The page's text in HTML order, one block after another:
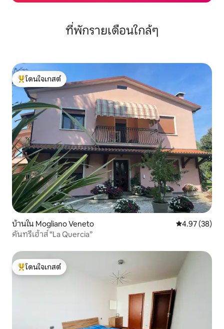
ที่พักรายเดือนใกล้ๆ
โดนใจเกสต์ที่สุด
โดนใจเกสต์
บ้านใน Mogliano Veneto คะแนนเฉลี่ย
4.97 (38)
คันทรีเฮ้าส์ “La Quercia”
โดนใจเกสต์ที่สุด
โดนใจเกสต์